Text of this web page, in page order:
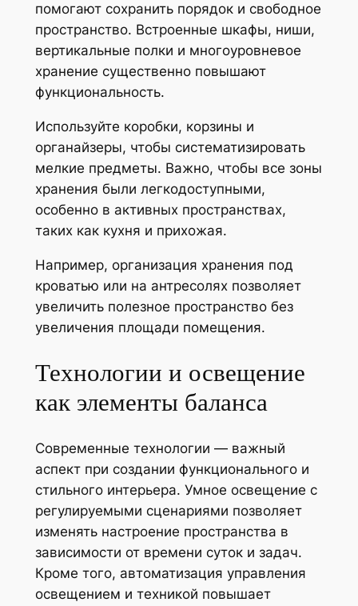
помогают сохранить порядок и свободное
пространство. Встроенные шкафы, ниши,
вертикальные полки и многоуровневое
хранение существенно повышают
функциональность.
Используйте коробки, корзины и
органайзеры, чтобы систематизировать
мелкие предметы. Важно, чтобы все зоны
хранения были легкодоступными,
особенно в активных пространствах,
таких как кухня и прихожая.
Например, организация хранения под
кроватью или на антресолях позволяет
увеличить полезное пространство без
увеличения площади помещения.
Технологии и освещение
как элементы баланса
Современные технологии — важный
аспект при создании функционального и
стильного интерьера. Умное освещение с
регулируемыми сценариями позволяет
изменять настроение пространства в
зависимости от времени суток и задач.
Кроме того, автоматизация управления
освещением и техникой повышает